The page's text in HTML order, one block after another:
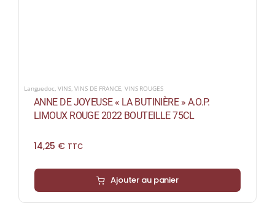
Languedoc,VINS,VINS DE FRANCE,VINS ROUGES
ANNE DE JOYEUSE « LA BUTINIÈRE » A.O.P.
LIMOUX ROUGE 2022 BOUTEILLE 75CL
14,25 € TTC
Ajouter au panier